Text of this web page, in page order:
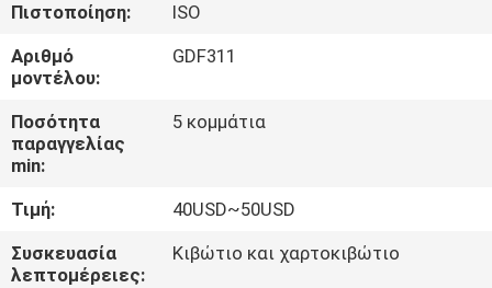
ΠΟΙΟΤΙΚΌΣ
ΈΛΕΓΧΟΣ
ΜΑΣ
ΣΕ
ΕΠΑΦΉ
Πιστοποίηση:
ISO
Αριθμό
μοντέλου:
GDF311
Ποσότητα
παραγγελίας
min:
5 κομμάτια
Τιμή:
40USD~50USD
Συσκευασία
λεπτομέρειες:
Κιβώτιο και χαρτοκιβώτιο